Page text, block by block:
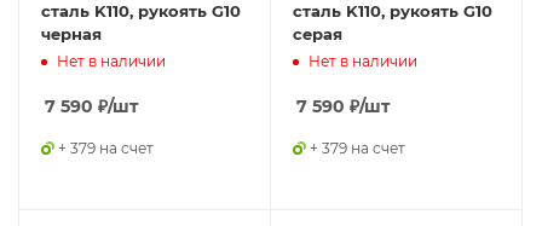
сталь K110, рукоять G10
черная
Нет в наличии
7 590 ₽/шт
+ 379 на счет
сталь K110, рукоять G10
серая
Нет в наличии
7 590 ₽/шт
+ 379 на счет